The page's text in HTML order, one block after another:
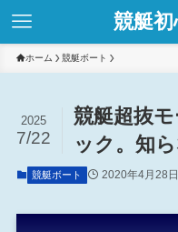
競艇
ホーム 競艇ボート
競艇超抜
ック。知
2025
7/22
競艇ボート 2020年4月28日